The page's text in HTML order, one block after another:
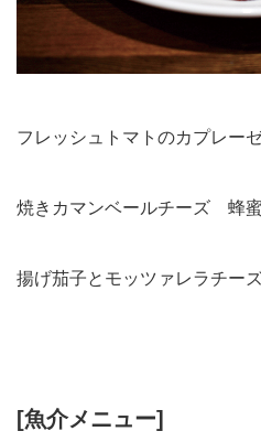
フレッシュトマトのカプレー
焼きカマンベールチーズ 蜂
揚げ茄子とモッツァレラチー
[魚介メニュー]